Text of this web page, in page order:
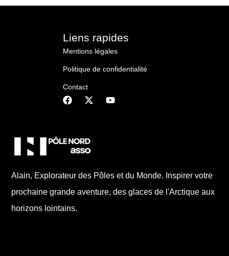
Alain, Explorateur des Pôles et du Monde. Inspirer votre
prochaine grande aventure, des glaces de l'Arctique aux
horizons lointains.
Liens rapides
Mentions légales
Politique de confidentialité
Contact